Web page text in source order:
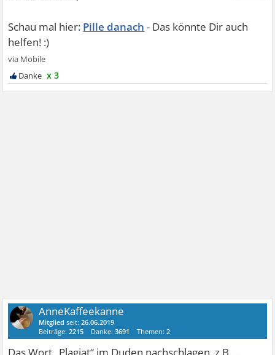
Pille danach
x 3
AnneKaffeekanne
Mitglied seit:26.06.2019
Beiträge:2215 Danke:3691 Themen:2